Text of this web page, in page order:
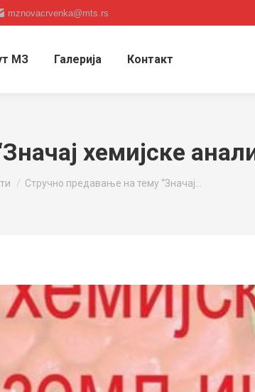
mznovacrvenka@mts.rs
МЗ Галерија Контакт
хемијске
Стручно предавање на тему “Значај…